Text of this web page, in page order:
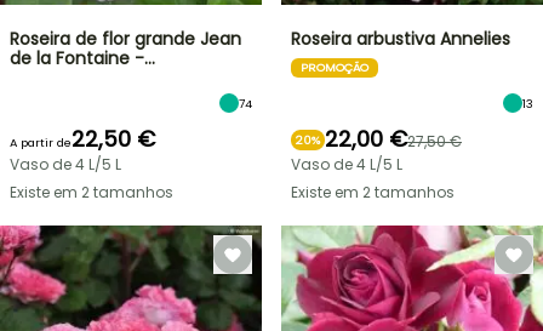
Roseira de flor grande Jean
de la Fontaine -…
74
A partir de22,50 €
Vaso de 4 L/5 L
Existe em 2 tamanhos
Roseira arbustiva Annelies
PROMOÇÃO
13
20% 22,00 €27,50 €
Vaso de 4 L/5 L
Existe em 2 tamanhos